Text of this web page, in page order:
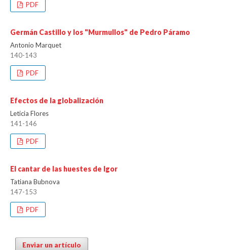
PDF
Germán Castillo y los "Murmullos" de Pedro Páramo
Antonio Marquet
140-143
PDF
Efectos de la globalización
Leticia Flores
141-146
PDF
El cantar de las huestes de Igor
Tatiana Bubnova
147-153
PDF
Enviar un artículo